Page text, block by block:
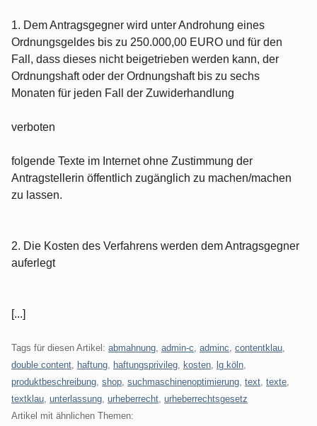
1. Dem Antragsgegner wird unter Androhung eines
Ordnungsgeldes bis zu 250.000,00 EURO und für den
Fall, dass dieses nicht beigetrieben werden kann, der
Ordnungshaft oder der Ordnungshaft bis zu sechs
Monaten für jeden Fall der Zuwiderhandlung
verboten
folgende Texte im Internet ohne Zustimmung der
Antragstellerin öffentlich zugänglich zu machen/machen
zu lassen.
2. Die Kosten des Verfahrens werden dem Antragsgegner
auferlegt
[...]
Tags für diesen Artikel: abmahnung admin-c adminc contentklau
double content
haftung haftungsprivileg kosten lg köln
produktbeschreibung shop suchmaschinenoptimierung text texte
textklau unterlassung urheberrecht urheberrechtsgesetz
Artikel mit ähnlichen Themen: